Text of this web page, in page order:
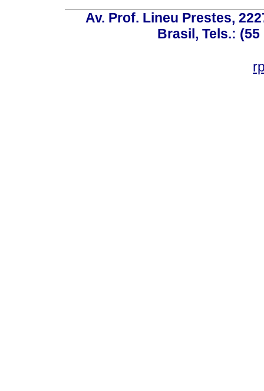
Av. Prof. Lineu Prestes,
Brasil, Tels.: (55